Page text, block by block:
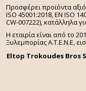
Προσφέρει προϊόντα
ISO 45001:2018, EN ISO
CW-007222), κατάλληλα
Η εταιρία είναι από το
Ξυλεμπορίας Α.Τ.Ε.Ν.Ε,
Eltop Trokoudes Bros